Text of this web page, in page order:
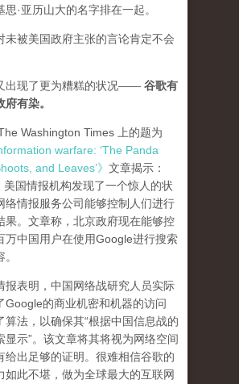
·亚历山大的名字排在一起。
未被美国政府主张的言论肯定不会
出现了更为糟糕的状况—— 谷歌有
有染。
Washington Times 上的题为
warfare: ‘The Panda
and Leaves’》 文章揭示：
美国情报机构发现了一个惊人的状
络情报服务公司能够控制人们进行
果。文章称，北京政府现在能够控
万中国用户在使用Google进行搜索
报表明，中国网络战研究人员实际
Google的商业机密和机器的访问
算法，以确保其“根据中国信息战的
显示”。该文章将其将视为网络空间
给出足够的证明。很难相信谷歌的
如此不堪，做为全球最大的互联网